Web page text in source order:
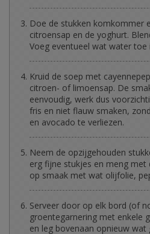
Doe de stukken komkommer
citroensap en de yoghurt.
Voeg eventueel wat water toe
Kruid de soep met
citroen- of limoensap. De
eenvoudig, werk dus
fris en niet flauw smaken,
en avocado te verliezen.
Neem de opzijgehouden
erg fijne stukjes en meng
op smaak met wat olijfolie,
Serveer door op elk bord (of
groentegarnering met enkele
en leg bovenaan opnieuw